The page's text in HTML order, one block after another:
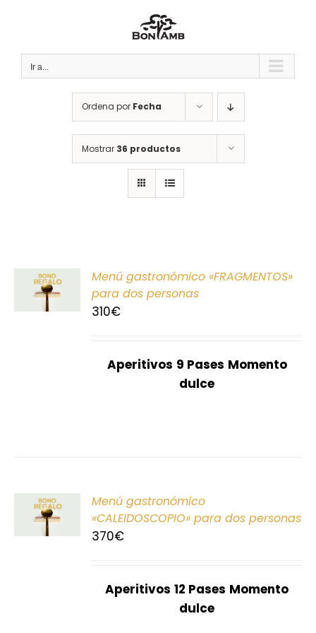
Ir a...
Ordena por Fecha
Mostrar 36 productos
Menú gastronómico «FRAGMENTOS»
para dos personas
310€
Aperitivos 9 Pases Momento
dulce
Menú gastronómico
«CALEIDOSCOPIO» para dos personas
370€
Aperitivos 12 Pases Momento
dulce